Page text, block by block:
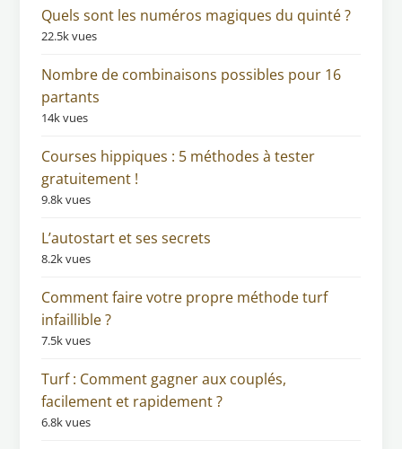
Quels sont les numéros magiques du quinté ?
22.5k vues
Nombre de combinaisons possibles pour 16
partants
14k vues
Courses hippiques : 5 méthodes à tester
gratuitement !
9.8k vues
L’autostart et ses secrets
8.2k vues
Comment faire votre propre méthode turf
infaillible ?
7.5k vues
Turf : Comment gagner aux couplés,
facilement et rapidement ?
6.8k vues